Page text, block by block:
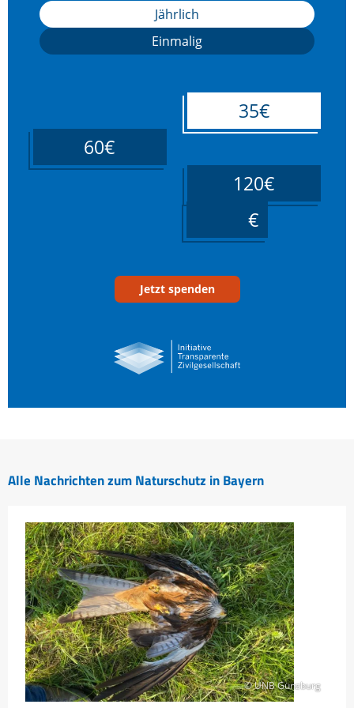
Jährlich
Einmalig
35€
60€
120€
Jetzt spenden
Alle Nachrichten zum Naturschutz in Bayern
© UNB Günzburg